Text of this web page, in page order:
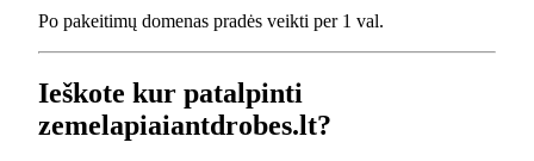
Po pakeitimų domenas pradės veikti per 1 val.
Ieškote kur patalpinti
zemelapiaiantdrobes.lt?